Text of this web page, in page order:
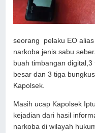
seorang pelaku EO
narkoba jenis sabu
buah timbangan
besar dan 3 tiga
Kapolsek.
Masih ucap Kapolsek
kejadian dari hasil
narkoba di wilayah